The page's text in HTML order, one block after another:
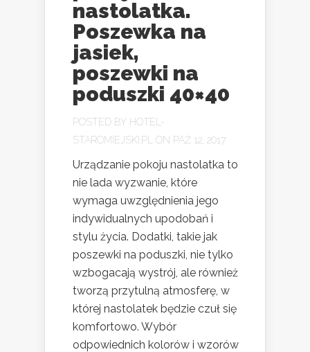
nastolatka.
Poszewka na
jasiek,
poszewki na
poduszki 40×40
POSTED BY HOTEL-
STAROMIEJSKI.PL
ON PAŹ 12, 2017
Urządzanie pokoju nastolatka to
nie lada wyzwanie, które
wymaga uwzględnienia jego
indywidualnych upodobań i
stylu życia. Dodatki, takie jak
poszewki na poduszki, nie tylko
wzbogacają wystrój, ale również
tworzą przytulną atmosferę, w
której nastolatek będzie czuł się
komfortowo. Wybór
odpowiednich kolorów i wzorów